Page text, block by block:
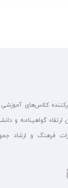
کلاس‌های آموزشی
گواهینامه و
فرهنگ و ارشاد